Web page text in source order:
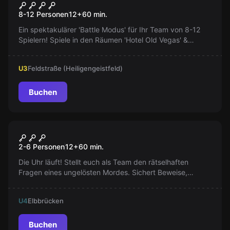
Battle-Mode
8-12 Personen12+60 min.
Ein spektakulärer 'Battle Modus' für Ihr Team von 8-12
Spielern! Spiele in den Räumen 'Hotel Old Vegas' &
U3Feldstraße (Heiligengeistfeld)
Buchen
Der Tatort
2-6 Personen12+60 min.
Die Uhr läuft! Stellt euch als Team den rätselhaften
Fragen eines ungelösten Mordes. Sichert Beweise,
U4Elbbrücken
Buchen